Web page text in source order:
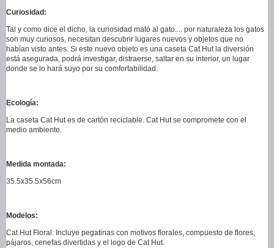
Curiosidad:
Tal y como dice el dicho, la curiosidad mató al gato.... por naturaleza los gatos
son muy curiosos, necesitan descubrir lugares nuevos y objetos que no
habían visto antes. Si este nuevo objeto es una caseta Cat Hut la diversión
está asegurada, podrá investigar, distraerse, saltar en su interior, un lugar
donde se lo hará suyo por su comfortabilidad.
Ecología:
La caseta Cat Hut es de cartón reciclable. Cat Hut se compromete con el
medio ambiente.
Medida montada:
35.5x35.5x56cm
Modelos:
Cat Hut Floral: Incluye pegatinas con motivos florales, compuesto de flores,
pájaros, cenefas divertidas y el logo de Cat Hut.